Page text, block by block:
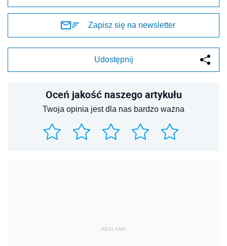
Zapisz się na newsletter
Udostępnij
Oceń jakość naszego artykułu
Twoja opinia jest dla nas bardzo ważna
REKLAMA